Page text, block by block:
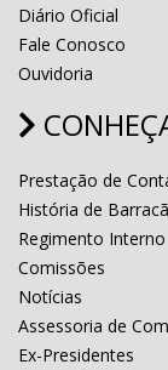
Diário Oficial
Fale Conosco
Ouvidoria
Prestação de
História de
Regimento Interno
Comissões
Notícias
Assessoria de
Ex-Presidentes